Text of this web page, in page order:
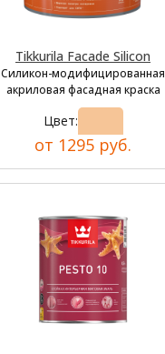
Tikkurila Facade Silicon
Силикон-модифицированная
акриловая фасадная краска
Цвет:
от 1295 руб.